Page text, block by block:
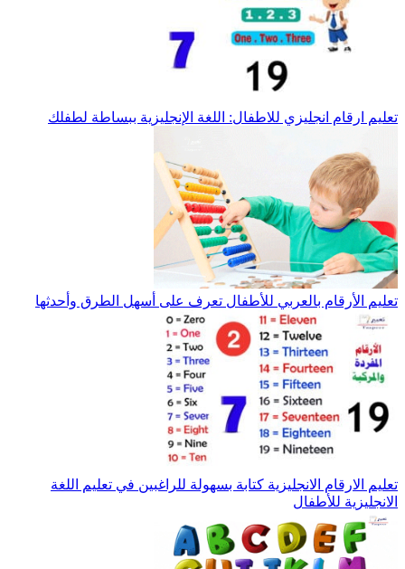
تعليم ارقام انجليزي للاطفال: اللغة الإنجليزية ببساطة لطفلك
تعليم الأرقام بالعربي للأطفال تعرف على أسهل الطرق وأحدثها
تعليم الارقام الانجليزية كتابة بسهولة للراغبين في تعليم اللغة
الانجليزية للأطفال